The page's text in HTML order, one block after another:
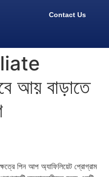
Contact Us
আয় বাড়াতে
পিন আপ অ্যাফিলিয়েট প্রোগ্রাম